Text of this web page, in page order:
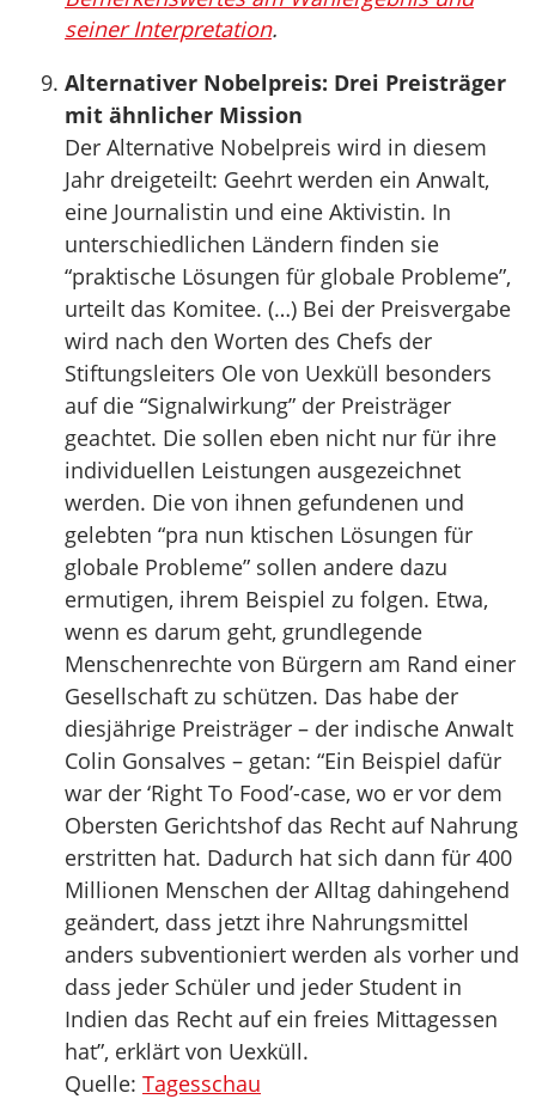
seiner Interpretation.
Alternativer Nobelpreis: Drei Preisträger
mit ähnlicher Mission
Der Alternative Nobelpreis wird in diesem
Jahr dreigeteilt: Geehrt werden ein Anwalt,
eine Journalistin und eine Aktivistin. In
unterschiedlichen Ländern finden sie
“praktische Lösungen für globale Probleme”,
urteilt das Komitee. (…) Bei der Preisvergabe
wird nach den Worten des Chefs der
Stiftungsleiters Ole von Uexküll besonders
auf die “Signalwirkung” der Preisträger
geachtet. Die sollen eben nicht nur für ihre
individuellen Leistungen ausgezeichnet
werden. Die von ihnen gefundenen und
gelebten “pra nun ktischen Lösungen für
globale Probleme” sollen andere dazu
ermutigen, ihrem Beispiel zu folgen. Etwa,
wenn es darum geht, grundlegende
Menschenrechte von Bürgern am Rand einer
Gesellschaft zu schützen. Das habe der
diesjährige Preisträger – der indische Anwalt
Colin Gonsalves – getan: “Ein Beispiel dafür
war der ‘Right To Food’-case, wo er vor dem
Obersten Gerichtshof das Recht auf Nahrung
erstritten hat. Dadurch hat sich dann für 400
Millionen Menschen der Alltag dahingehend
geändert, dass jetzt ihre Nahrungsmittel
anders subventioniert werden als vorher und
dass jeder Schüler und jeder Student in
Indien das Recht auf ein freies Mittagessen
hat”, erklärt von Uexküll.
Quelle: Tagesschau